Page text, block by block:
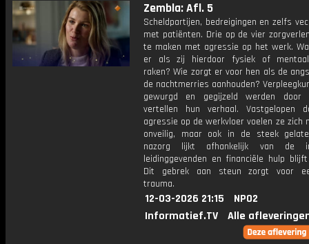
Zembla: Afl. 5
Scheldpartijen, bedreigingen en zelfs
met patiënten. Drie op de vier
te maken met agressie op het werk.
er als zij hierdoor fysiek of
raken? Wie zorgt er voor hen als de
de nachtmerries aanhouden?
gewurgd en gegijzeld werden door
vertellen hun verhaal. Vastgelopen
agressie op de werkvloer voelen ze zich
onveilig, maar ook in de steek
nazorg lijkt afhankelijk van de
leidinggevenden en financiële hulp
Dit gebrek aan steun zorgt voor
trauma.
12-03-2026 21:15
NPO2
Informatief.TV
Alle